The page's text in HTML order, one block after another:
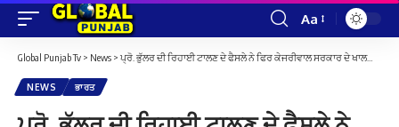
Font
Aa
Global Punjab Tv > News > ਪ੍ਰੋ. ਭੁੱਲਰ ਦੀ ਰਿਹਾਈ ਟਾਲਣ ਦੇ ਫੈਸਲੇ ਨੇ ਫਿਰ ਕੇਜਰੀਵਾਲ ਸਰਕਾਰ ਦੇ ਖਾਲਸਾ ਪੰਥ ਵਿਰੋਧੀ ਹੋਣ ਦੀ ਕੀਤੀ ਤਸਦੀਕ
NEWS ਭਾਰਤ